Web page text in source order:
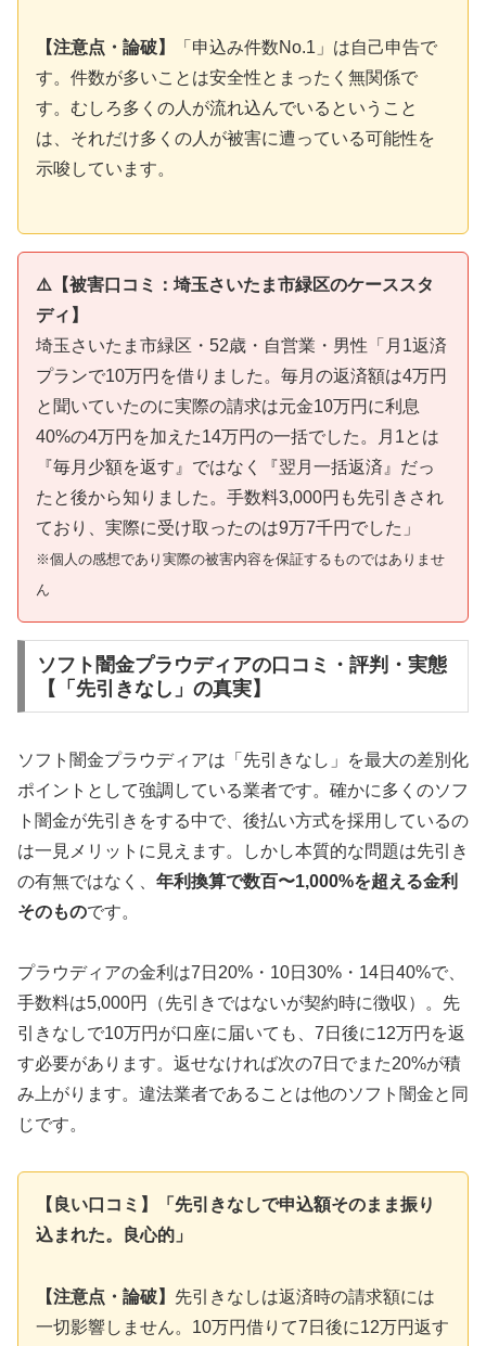
【注意点・論破】
「申込み件数No.1」は自己申告で
す。件数が多いことは安全性とまったく無関係で
す。むしろ多くの人が流れ込んでいるということ
は、それだけ多くの人が被害に遭っている可能性を
示唆しています。
⚠️【被害口コミ：埼玉さいたま市緑区のケーススタ
ディ】
埼玉さいたま市緑区・52歳・自営業・男性「月1返済
プランで10万円を借りました。毎月の返済額は4万円
と聞いていたのに実際の請求は元金10万円に利息
40%の4万円を加えた14万円の一括でした。月1とは
『毎月少額を返す』ではなく『翌月一括返済』だっ
たと後から知りました。手数料3,000円も先引きされ
ており、実際に受け取ったのは9万7千円でした」
※個人の感想であり実際の被害内容を保証するものではありませ
ん
ソフト闇金プラウディアの口コミ・評判・実態
【「先引きなし」の真実】
ソフト闇金プラウディアは「先引きなし」を最大の差別化
ポイントとして強調している業者です。確かに多くのソフ
ト闇金が先引きをする中で、後払い方式を採用しているの
は一見メリットに見えます。しかし本質的な問題は先引き
の有無ではなく、 年利換算で数百〜1,000%を超える金利
そのものです。
プラウディアの金利は7日20%・10日30%・14日40%で、
手数料は5,000円（先引きではないが契約時に徴収）。先
引きなしで10万円が口座に届いても、7日後に12万円を返
す必要があります。返せなければ次の7日でまた20%が積
み上がります。違法業者であることは他のソフト闇金と同
じです。
【良い口コミ】「先引きなしで申込額そのまま振り
込まれた。良心的」
【注意点・論破】 先引きなしは返済時の請求額には
一切影響しません。10万円借りて7日後に12万円返す